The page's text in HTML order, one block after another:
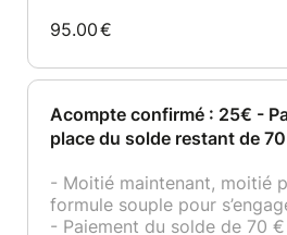
95.00€
Acompte confirmé : 25€ -
place du solde restant de
- Moitié maintenant, moitié
formule souple pour
- Paiement du solde de 70